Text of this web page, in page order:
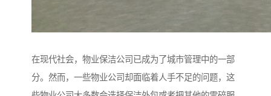
在现代社会，物业保洁公司已成为了城市管理中的一部
分。然而，一些物业公司却面临着人手不足的问题，这